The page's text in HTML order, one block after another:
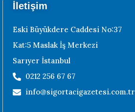
İletişim
Eski Büyükdere Caddesi No:37
Kat:5 Maslak İş Merkezi
Sarıyer İstanbul
0212 256 67 67
info@sigortacigazetesi.com.tr